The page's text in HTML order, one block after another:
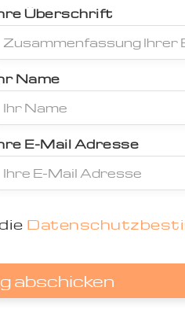
Überschrift
Name
E-Mail Adresse
abschicken